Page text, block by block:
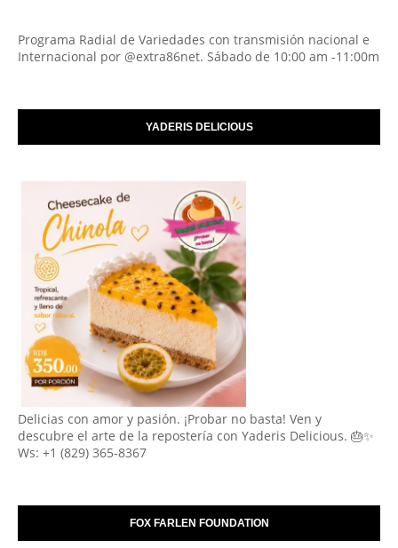
Programa Radial de Variedades con transmisión nacional e
Internacional por @extra86net. Sábado de 10:00 am -11:00m
YADERIS DELICIOUS
Delicias con amor y pasión. ¡Probar no basta! Ven y
descubre el arte de la repostería con Yaderis Delicious. 🎂✨
Ws: +1 (829) 365-8367
FOX FARLEN FOUNDATION